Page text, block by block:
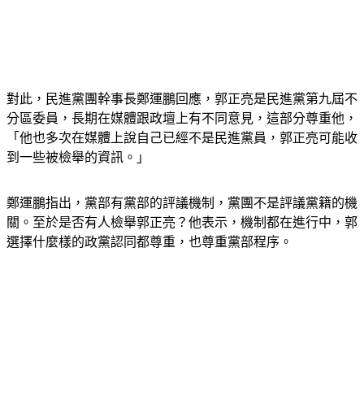
對此，民進黨團幹事長鄭運鵬回應，郭正亮是民進黨第九屆不
分區委員，長期在媒體跟政壇上有不同意見，這部分尊重他，
「他也多次在媒體上說自己已經不是民進黨員，郭正亮可能收
到一些被檢舉的資訊。」
鄭運鵬指出，黨部有黨部的評議機制，黨團不是評議黨籍的機
關。至於是否有人檢舉郭正亮？他表示，機制都在進行中，郭
選擇什麼樣的政黨認同都尊重，也尊重黨部程序。